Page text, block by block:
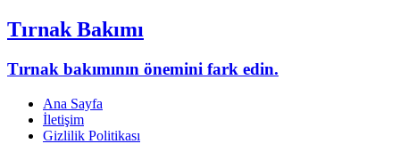
Tırnak Bakımı
Tırnak bakımının önemini fark edin.
Ana Sayfa
İletişim
Gizlilik Politikası